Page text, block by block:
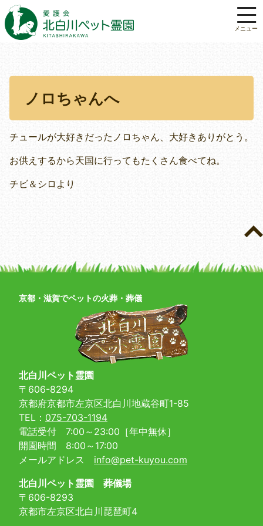
ノロちゃんへ
チュールが大好きだったノロちゃん、大好きありがとう。
お供えするから天国に行ってもたくさん食べてね。
チビ＆シロより
京都・滋賀でペットの火葬・葬儀
北白川ペット霊園
〒606-8294
京都府京都市左京区北白川地蔵谷町1-85
TEL： 075-703-1194
電話受付 7:00～23:00［年中無休］
開園時間 8:00～17:00
メールアドレス info@pet-kuyou.com
北白川ペット霊園 葬儀場
〒606-8293
京都市左京区北白川琵琶町4